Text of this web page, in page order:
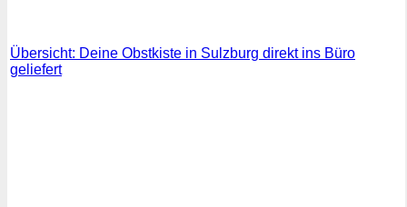
Übersicht: Deine Obstkiste in Sulzburg direkt ins Büro
geliefert